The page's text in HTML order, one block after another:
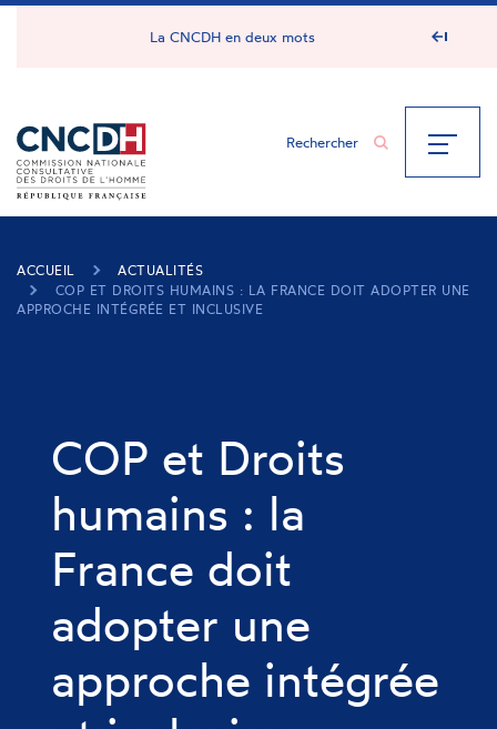
Panneau de gestion des cookies
La CNCDH en deux mots
ACCUEIL
ACTUALITÉS
COP ET DROITS HUMAINS : LA FRANCE DOIT ADOPTER UNE
APPROCHE INTÉGRÉE ET INCLUSIVE
COP et Droits
humains : la
France doit
adopter une
approche intégrée